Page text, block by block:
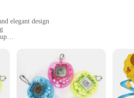
elegant design
surface for easy handling
With her exquisite blonde hair